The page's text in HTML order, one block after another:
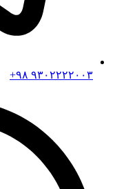
۹۳۰۲۲۲۲۰۰۳ ۹۸+